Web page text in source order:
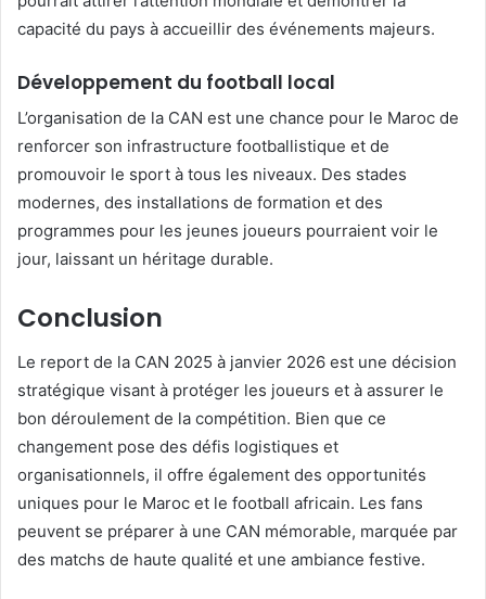
capacité du pays à accueillir des événements majeurs.
Développement du football local
L’organisation de la CAN est une chance pour le Maroc de
renforcer son infrastructure footballistique et de
promouvoir le sport à tous les niveaux. Des stades
modernes, des installations de formation et des
programmes pour les jeunes joueurs pourraient voir le
jour, laissant un héritage durable.
Conclusion
Le report de la CAN 2025 à janvier 2026 est une décision
stratégique visant à protéger les joueurs et à assurer le
bon déroulement de la compétition. Bien que ce
changement pose des défis logistiques et
organisationnels, il offre également des opportunités
uniques pour le Maroc et le football africain. Les fans
peuvent se préparer à une CAN mémorable, marquée par
des matchs de haute qualité et une ambiance festive.